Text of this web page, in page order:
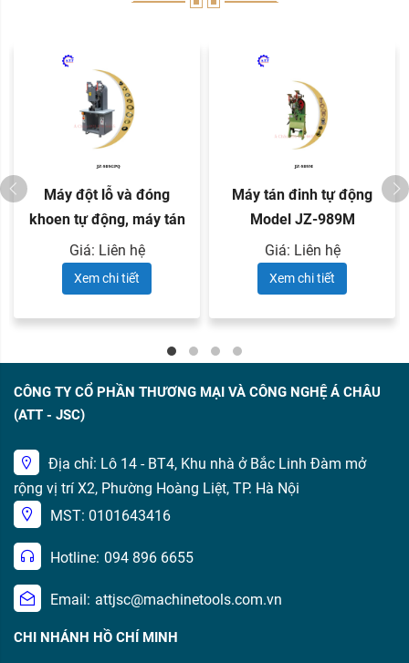
Máy đột lỗ và đóng
khoen tự động, máy tán
đinh ...
Giá: Liên hệ
Xem chi tiết
Máy tán đinh tự động
Model JZ-989M
Giá: Liên hệ
Xem chi tiết
CÔNG TY CỔ PHẦN THƯƠNG MẠI VÀ CÔNG NGHỆ Á CHÂU
(ATT - JSC)
Địa chỉ: Lô 14 - BT4, Khu nhà ở Bắc Linh Đàm mở
rộng vị trí X2, Phường Hoàng Liệt, TP. Hà Nội
MST: 0101643416
Hotline: 094 896 6655
Email: attjsc@machinetools.com.vn
CHI NHÁNH HỒ CHÍ MINH